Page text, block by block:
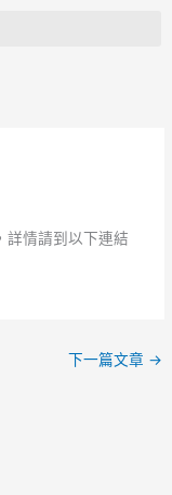
詳情請到以下連結
下一篇文章 →